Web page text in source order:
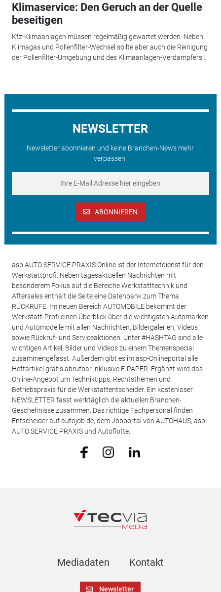
Klimaservice: Den Geruch an der Quelle
beseitigen
Kfz-Klimaanlagen müssen regelmäßig gewartet werden. Neben
Klimagas und Pollenfilter-Wechsel sollte aber auch die Reinigung
der Pollenfilter-Umgebung und des Klimaanlagen-Verdampfers...
NEWSLETTER
Newsletter abonnieren und keine Branchen-News mehr
verpassen.
ABONNIEREN
asp AUTO SERVICE PRAXIS Online ist der Internetdienst für den
Werkstattprofi. Neben tagesaktuellen Nachrichten mit
besonderem Fokus auf die Bereiche Werkstatttechnik und
Aftersales enthält die Seite eine Datenbank zum Thema
RÜCKRUFE. Im neuen Bereich AUTOMOBILE bekommt der
Werkstatt-Profi einen Überblick über die wichtigsten Automarken
und Automodelle mit allen Nachrichten, Bildergalerien, Videos
sowie Rückruf- und Serviceaktionen. Unter #HASHTAG sind alle
wichtigen Artikel, Bilder und Videos zu einem Themenspecial
zusammengefasst. Außerdem gibt es im asp-Onlineportal alle
Heftartikel gratis abrufbar inklusive E-PAPER. Ergänzt wird das
Online-Angebot um Techniktipps, Rechtsthemen und
Betriebspraxis für die Werkstattentscheider. Ein kostenloser
NEWSLETTER fasst werktäglich die aktuellen Branchen-
Geschehnisse zusammen. Das richtige Fachpersonal finden
Entscheider auf autojob.de, dem Jobportal von AUTOHAUS, asp
AUTO SERVICE PRAXIS und Autoflotte.
Mediadaten Kontakt
Newsletter